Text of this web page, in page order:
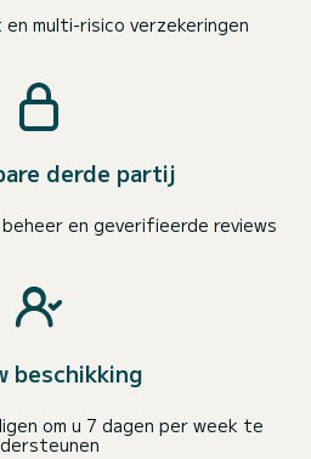
multi-risico verzekeringen
derde partij
en geverifieerde reviews
beschikking
om u 7 dagen per week te